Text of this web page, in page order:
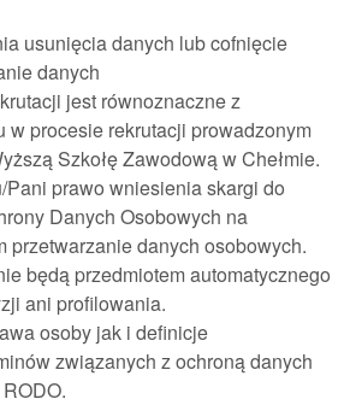
usunięcia danych lub cofnięcie
danych
jest równoznaczne z
w procesie rekrutacji prowadzonym
Szkołę Zawodową w Chełmie.
Pani prawo wniesienia skargi do
Danych Osobowych na
przetwarzanie danych osobowych.
będą przedmiotem automatycznego
ani profilowania.
osoby jak i definicje
związanych z ochroną danych